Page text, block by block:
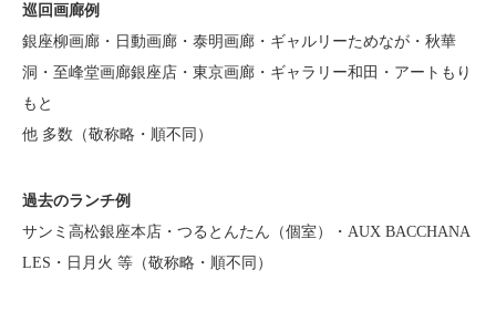
巡回画廊例
銀座柳画廊・日動画廊・泰明画廊・ギャルリーためなが・秋華
洞・至峰堂画廊銀座店・東京画廊・ギャラリー和田・アートもり
もと
他 多数（敬称略・順不同）
過去のランチ例
サンミ高松銀座本店・つるとんたん（個室）・AUX BACCHANA
LES・日月火 等（敬称略・順不同）